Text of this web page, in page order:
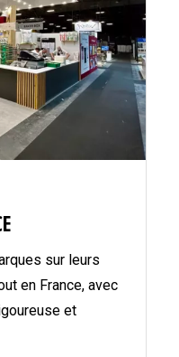
sur leurs
en France, avec
et